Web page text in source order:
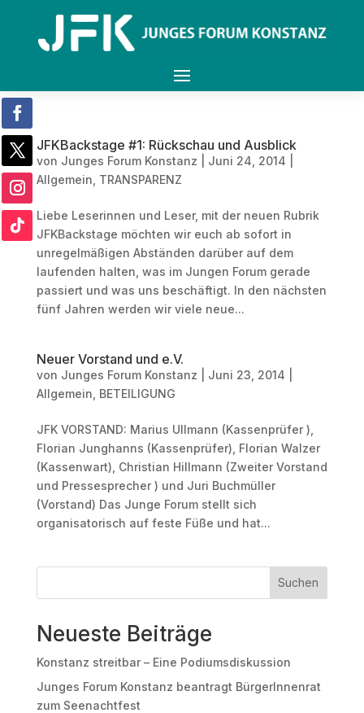
JFKBackstage #1: Rückschau und Ausblick
von Junges Forum Konstanz Juni 24, 2014
Allgemein TRANSPARENZ
Liebe Leserinnen und Leser, mit der neuen Rubrik
JFKBackstage möchten wir euch ab sofort in
unregelmäßigen Abständen darüber auf dem
laufenden halten, was im Jungen Forum gerade
passiert und was uns beschäftigt. In den nächsten
fünf Jahren werden wir viele neue...
Neuer Vorstand und e.V.
von Junges Forum Konstanz Juni 23, 2014
Allgemein BETEILIGUNG
JFK VORSTAND: Marius Ullmann (Kassenprüfer ),
Florian Junghanns (Kassenprüfer), Florian Walzer
(Kassenwart), Christian Hillmann (Zweiter Vorstand
und Pressesprecher ) und Juri Buchmüller
(Vorstand) Das Junge Forum stellt sich
organisatorisch auf feste Füße und hat...
Suchen
Neueste Beiträge
Konstanz streitbar – Eine Podiumsdiskussion
Junges Forum Konstanz beantragt BürgerInnenrat
zum Seenachtfest